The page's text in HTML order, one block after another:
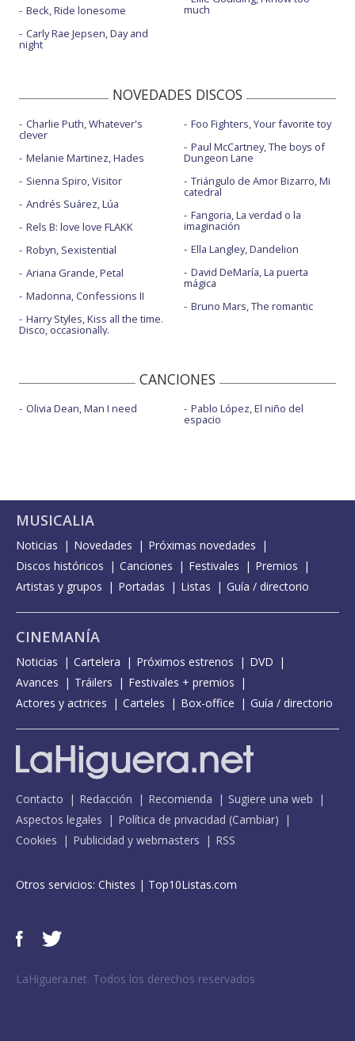
Beck, Ride lonesome
Carly Rae Jepsen, Day and
night
much
NOVEDADES DISCOS
Charlie Puth, Whatever's
clever
Melanie Martinez, Hades
Sienna Spiro, Visitor
Andrés Suárez, Lúa
Rels B: love love FLAKK
Robyn, Sexistential
Ariana Grande, Petal
Madonna, Confessions II
Harry Styles, Kiss all the time.
Disco, occasionally.
Foo Fighters, Your favorite toy
Paul McCartney, The boys of
Dungeon Lane
Triángulo de Amor Bizarro, Mi
catedral
Fangoria, La verdad o la
imaginación
Ella Langley, Dandelion
David DeMaría, La puerta
mágica
Bruno Mars, The romantic
CANCIONES
Olivia Dean, Man I need Pablo López, El niño del
espacio
MUSICALIA
Noticias Novedades
Próximas novedades
Discos históricos
Canciones Festivales
Premios
Artistas y grupos
Portadas Listas Guía / directorio
CINEMANÍA
Noticias Cartelera Próximos estrenos
DVD
Avances
Tráilers
Festivales + premios
Actores y actrices
Carteles Box-office Guía / directorio
Contacto Redacción Recomienda
Sugiere una web
Aspectos legales
Política de privacidad (Cambiar)
Cookies
Publicidad y webmasters RSS
Otros servicios: Chistes | Top10Listas.com
LaHiguera.net. Todos los derechos reservados